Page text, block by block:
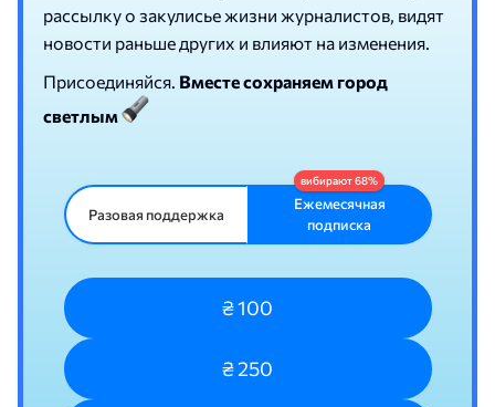
рассылку о закулисье жизни журналистов, видят
новости раньше других и влияют на изменения.
Присоединяйся. Вместе сохраняем город
светлым
Разовая поддержка
Ежемесячная
подписка
₴ 100
₴ 250